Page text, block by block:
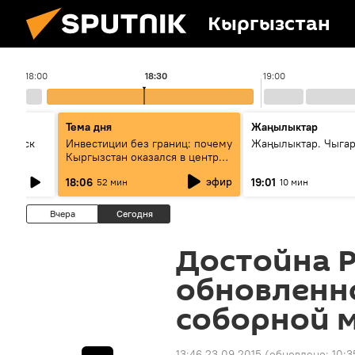
Кыргызстан
18:00 19:00
18:30
Тема дня
Инвестиции без границ: почему
Кыргызстан оказался в центре
18:06 52 мин эфир
Жаңылыктар
Жаңылыктар.
19:01 10 мин
Вчера Сегодня
Достойна
соборной